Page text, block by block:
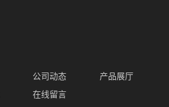
公司动态
产品展厅
在线留言